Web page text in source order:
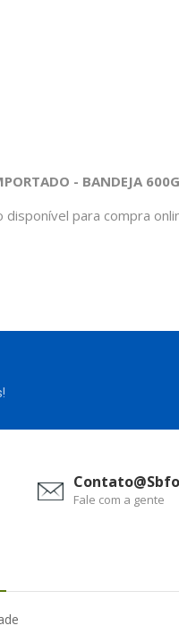
- BANDEJA 600G
disponível para compra
Fale com a gente